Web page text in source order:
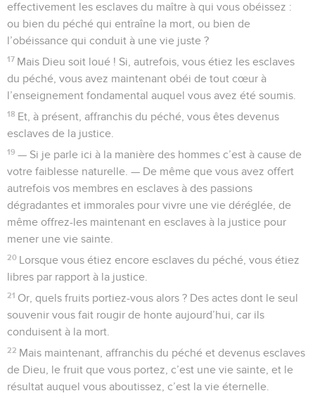
effectivement les esclaves du maître à qui vous obéissez :
ou bien du péché qui entraîne la mort, ou bien de
l’obéissance qui conduit à une vie juste ?
17 Mais Dieu soit loué ! Si, autrefois, vous étiez les esclaves
du péché, vous avez maintenant obéi de tout cœur à
l’enseignement fondamental auquel vous avez été soumis.
18 Et, à présent, affranchis du péché, vous êtes devenus
esclaves de la justice.
19 — Si je parle ici à la manière des hommes c’est à cause de
votre faiblesse naturelle. — De même que vous avez offert
autrefois vos membres en esclaves à des passions
dégradantes et immorales pour vivre une vie déréglée, de
même offrez-les maintenant en esclaves à la justice pour
mener une vie sainte.
20 Lorsque vous étiez encore esclaves du péché, vous étiez
libres par rapport à la justice.
21 Or, quels fruits portiez-vous alors ? Des actes dont le seul
souvenir vous fait rougir de honte aujourd’hui, car ils
conduisent à la mort.
22 Mais maintenant, affranchis du péché et devenus esclaves
de Dieu, le fruit que vous portez, c’est une vie sainte, et le
résultat auquel vous aboutissez, c’est la vie éternelle.